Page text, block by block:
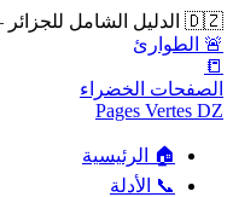
🇩🇿 الدليل الشامل للجزائر — أرقام · عناوين · وثائق
🚨 الطوارئ
📒
الصفحات الخضراء
Pages Vertes DZ
🏠 الرئيسية
📞 الأدلة